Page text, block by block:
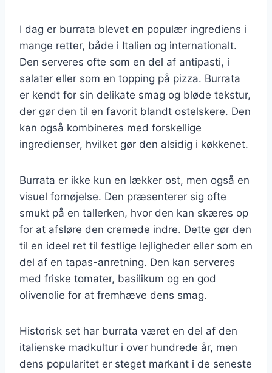
I dag er burrata blevet en populær ingrediens i
mange retter, både i Italien og internationalt.
Den serveres ofte som en del af antipasti, i
salater eller som en topping på pizza. Burrata
er kendt for sin delikate smag og bløde tekstur,
der gør den til en favorit blandt ostelskere. Den
kan også kombineres med forskellige
ingredienser, hvilket gør den alsidig i køkkenet.
Burrata er ikke kun en lækker ost, men også en
visuel fornøjelse. Den præsenterer sig ofte
smukt på en tallerken, hvor den kan skæres op
for at afsløre den cremede indre. Dette gør den
til en ideel ret til festlige lejligheder eller som en
del af en tapas-anretning. Den kan serveres
med friske tomater, basilikum og en god
olivenolie for at fremhæve dens smag.
Historisk set har burrata været en del af den
italienske madkultur i over hundrede år, men
dens popularitet er steget markant i de seneste